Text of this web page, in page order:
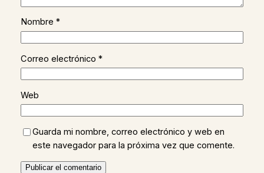
Nombre *
Correo electrónico *
Web
Guarda mi nombre, correo electrónico y web en
este navegador para la próxima vez que comente.